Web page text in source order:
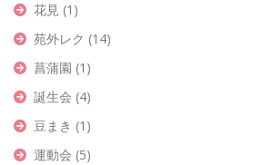
花見 (1)
苑外レク (14)
菖蒲園 (1)
誕生会 (4)
豆まき (1)
運動会 (5)